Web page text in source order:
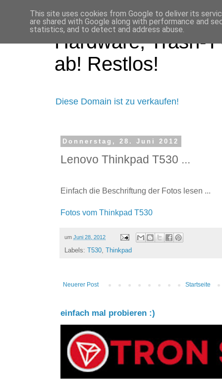
Hardware, Trash-
ab! Restlos!
Diese Domain ist zu verkaufen!
Donnerstag, 28. Juni 2012
Lenovo Thinkpad T530 ...
Einfach die Beschriftung der Fotos lesen ...
Fotos vom Thinkpad T530
um Juni 28, 2012
Labels: T530, Thinkpad
Neuerer Post Startseite
einfach mal probieren :)
This site uses cookies from Google to deliver its
are shared with Google along with performance and
statistics, and to detect and address abuse.